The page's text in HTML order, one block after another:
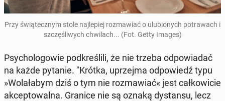
Przy świą­tecz­nym stole naj­le­piej roz­ma­wiać o ulu­bio­nych po­tra­wach i
szczę­śli­wych chwi­lach... (Fot. Getty Images)
Psy­cho­lo­go­wie pod­kre­śli­li, że nie trzeba od­po­wia­dać
na każde pytanie. "Krótka, uprzej­ma od­po­wiedź typu
»Wo­la­ła­bym dziś o tym nie roz­ma­wia­ć« jest cał­ko­wi­cie
ak­cep­to­wal­na. Granice nie są oznaką dy­stan­su, lecz